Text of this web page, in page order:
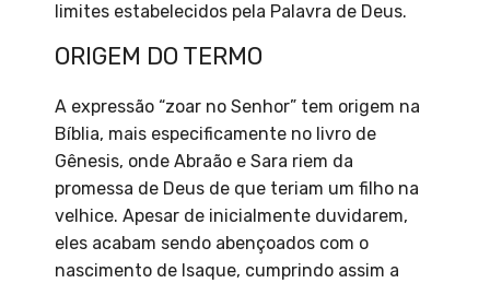
limites estabelecidos pela Palavra de Deus.
ORIGEM DO TERMO
A expressão “zoar no Senhor” tem origem na
Bíblia, mais especificamente no livro de
Gênesis, onde Abraão e Sara riem da
promessa de Deus de que teriam um filho na
velhice. Apesar de inicialmente duvidarem,
eles acabam sendo abençoados com o
nascimento de Isaque, cumprindo assim a